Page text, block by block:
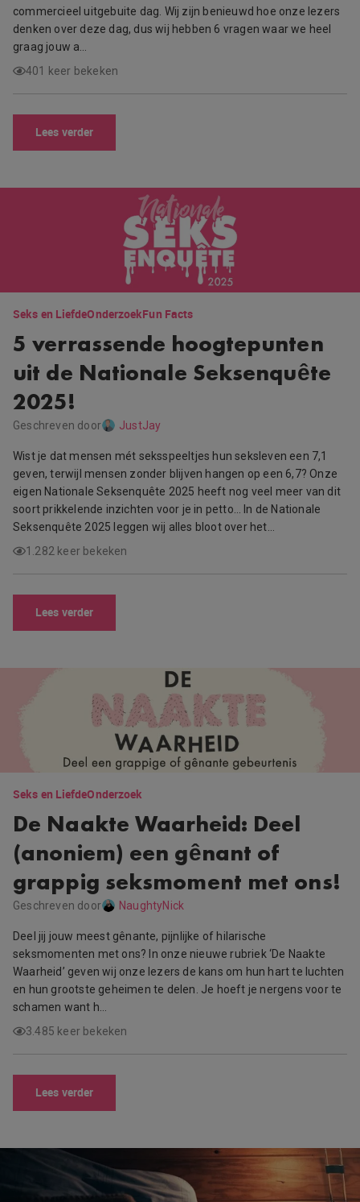
commercieel uitgebuite dag. Wij zijn benieuwd hoe onze lezers
denken over deze dag, dus wij hebben 6 vragen waar we heel
graag jouw a…
401 keer bekeken
Lees verder
Seks en LiefdeOnderzoekFun Facts
5 verrassende hoogtepunten
uit de Nationale Seksenquête
2025!
Geschreven door JustJay
Wist je dat mensen mét seksspeeltjes hun seksleven een 7,1
geven, terwijl mensen zonder blijven hangen op een 6,7? Onze
eigen Nationale Seksenquête 2025 heeft nog veel meer van dit
soort prikkelende inzichten voor je in petto… In de Nationale
Seksenquête 2025 leggen wij alles bloot over het…
1.282 keer bekeken
Lees verder
Seks en LiefdeOnderzoek
De Naakte Waarheid: Deel
(anoniem) een gênant of
grappig seksmoment met ons!
Geschreven door NaughtyNick
Deel jij jouw meest gênante, pijnlijke of hilarische
seksmomenten met ons? In onze nieuwe rubriek ‘De Naakte
Waarheid’ geven wij onze lezers de kans om hun hart te luchten
en hun grootste geheimen te delen. Je hoeft je nergens voor te
schamen want h…
3.485 keer bekeken
Lees verder